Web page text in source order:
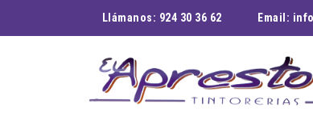
Llámanos: 924 30 36 62 Email: